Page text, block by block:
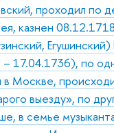
проходил по
казнен 08.12.1718
– 17.04.1736), по
в Москве,
выезду», по
в семье